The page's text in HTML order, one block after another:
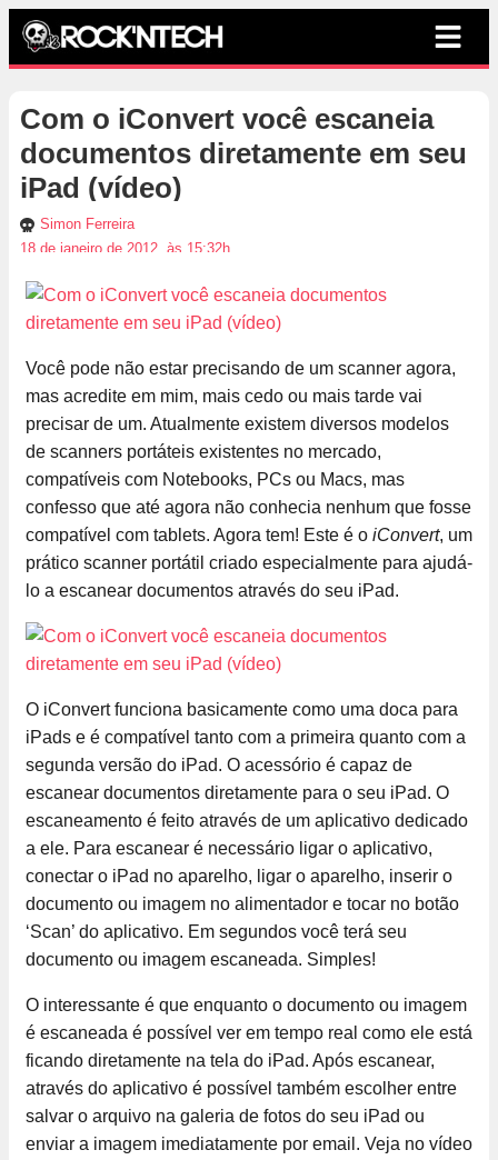
Com o iConvert você escaneia
documentos diretamente em seu
iPad (vídeo)
Simon Ferreira
18 de janeiro de 2012, às 15:32h
Você pode não estar precisando de um scanner agora,
mas acredite em mim, mais cedo ou mais tarde vai
precisar de um. Atualmente existem diversos modelos
de scanners portáteis existentes no mercado,
compatíveis com Notebooks, PCs ou Macs, mas
confesso que até agora não conhecia nenhum que fosse
compatível com tablets. Agora tem! Este é o iConvert, um
prático scanner portátil criado especialmente para ajudá-
lo a escanear documentos através do seu iPad.
O iConvert funciona basicamente como uma doca para
iPads e é compatível tanto com a primeira quanto com a
segunda versão do iPad. O acessório é capaz de
escanear documentos diretamente para o seu iPad. O
escaneamento é feito através de um aplicativo dedicado
a ele. Para escanear é necessário ligar o aplicativo,
conectar o iPad no aparelho, ligar o aparelho, inserir o
documento ou imagem no alimentador e tocar no botão
‘Scan’ do aplicativo. Em segundos você terá seu
documento ou imagem escaneada. Simples!
O interessante é que enquanto o documento ou imagem
é escaneada é possível ver em tempo real como ele está
ficando diretamente na tela do iPad. Após escanear,
através do aplicativo é possível também escolher entre
salvar o arquivo na galeria de fotos do seu iPad ou
enviar a imagem imediatamente por email. Veja no vídeo